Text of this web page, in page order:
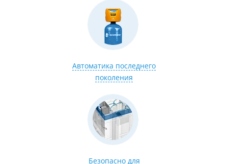
Автоматика последнего
поколения
Безопасно для